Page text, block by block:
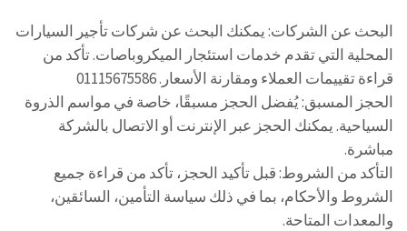
البحث عن الشركات: يمكنك البحث عن شركات تأجير السيارات
المحلية التي تقدم خدمات استئجار الميكروباصات. تأكد من
قراءة تقييمات العملاء ومقارنة الأسعار. 01115675586
الحجز المسبق: يُفضل الحجز مسبقًا، خاصة في مواسم الذروة
السياحية. يمكنك الحجز عبر الإنترنت أو الاتصال بالشركة
مباشرة.
التأكد من الشروط: قبل تأكيد الحجز، تأكد من قراءة جميع
الشروط والأحكام، بما في ذلك سياسة التأمين، السائقين،
والمعدات المتاحة.